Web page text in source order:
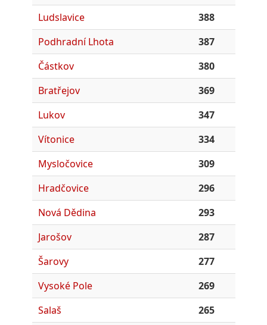
Ludslavice
388
Podhradní Lhota
387
Částkov
380
Bratřejov
369
Lukov
347
Vítonice
334
Mysločovice
309
Hradčovice
296
Nová Dědina
293
Jarošov
287
Šarovy
277
Vysoké Pole
269
Salaš
265